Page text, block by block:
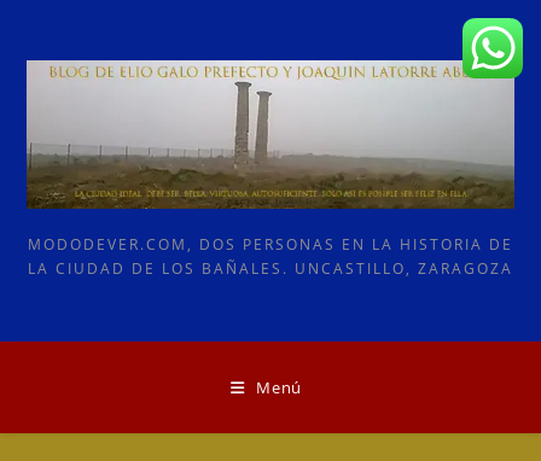
contenido
MODODEVER.COM, DOS PERSONAS EN LA HISTORIA DE
LA CIUDAD DE LOS BAÑALES. UNCASTILLO, ZARAGOZA
Menú